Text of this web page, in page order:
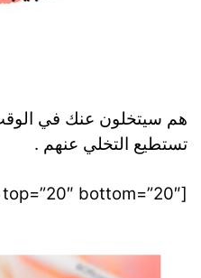
هم سيتخلون عنك في
تستطيع التخلي عنهم .
[divider style=”solid” top=”20″ bottom=”20″]